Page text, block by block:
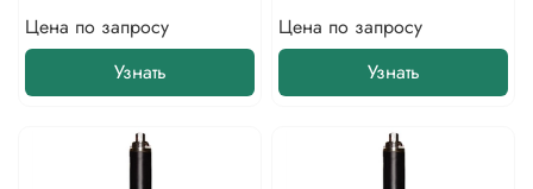
Цена по запросу
Узнать
Цена по запросу
Узнать